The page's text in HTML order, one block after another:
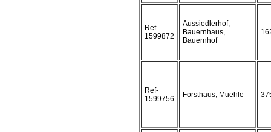
Ref-
1599872
Aussiedlerhof,
Bauernhaus,
Bauernhof
Ref-
1599756
Forsthaus, Muehle